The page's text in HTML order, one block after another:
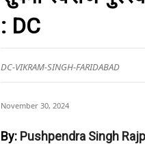
: DC
DC-VIKRAM-SINGH-FARIDABAD
November 30, 2024
By: Pushpendra Singh